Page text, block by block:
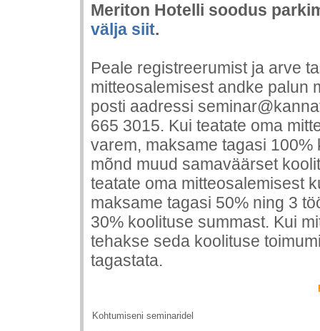
Meriton Hotelli soodus
välja siit.
Peale registreerumist ja arve
mitteosalemisest andke palun
posti aadressi
665 3015. Kui teatate oma
varem, maksame tagasi
mõnd muud samaväärset
teatate oma mitteosalemisest
maksame tagasi 50% ning 3
30% koolituse summast. Kui
tehakse seda koolituse
tagastata.
Kohtumiseni seminaridel